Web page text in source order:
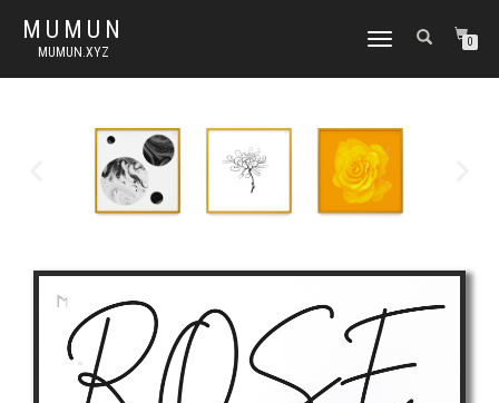
MUMUN
MUMUN.XYZ
토
내
게
이
션
0